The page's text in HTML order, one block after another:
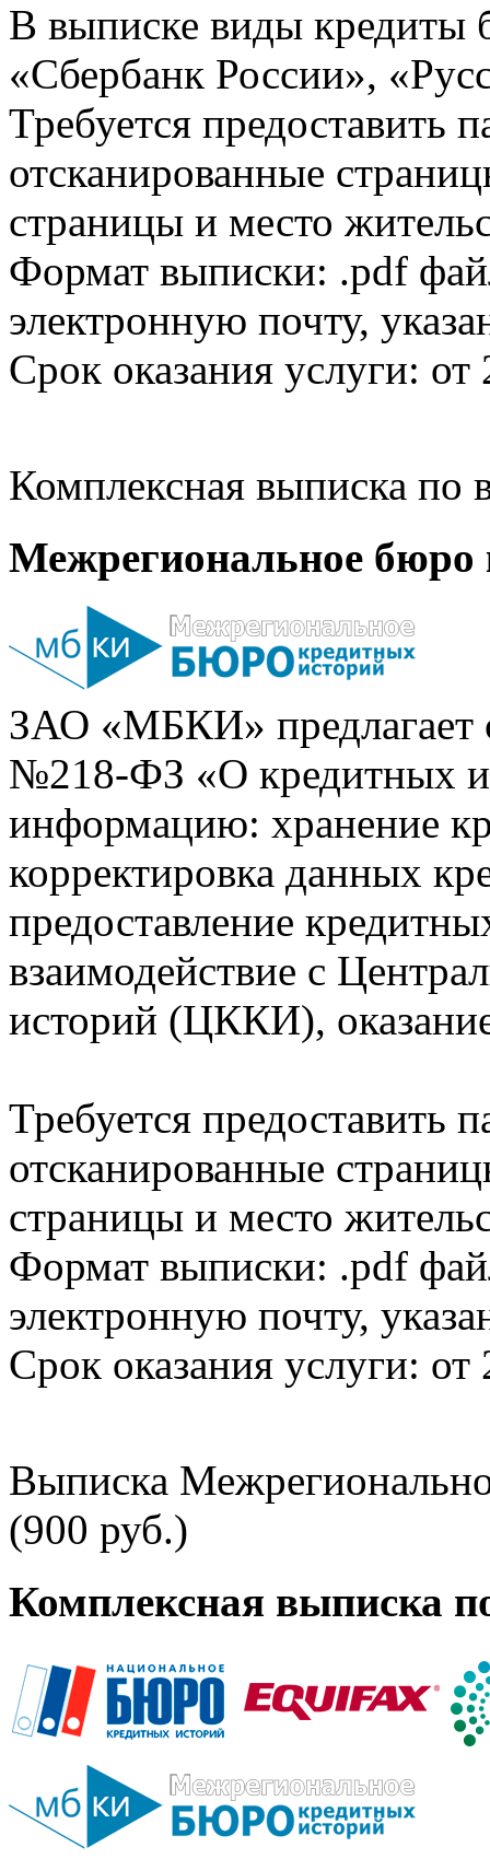
В выписке виды кредиты
«Сбербанк России»,
Требуется предоставить
отсканированные
страницы и место
Формат выписки: .pdf
электронную почту,
Срок оказания услуги: от
Комплексная выписка
Межрегиональное бюро
ЗАО «МБКИ» предлагает
№218-ФЗ «О кредитных
информацию: хранение
корректировка данных
предоставление
взаимодействие с
историй (ЦККИ),
Требуется предоставить
отсканированные
страницы и место
Формат выписки: .pdf
электронную почту,
Срок оказания услуги: от
Выписка
(900 руб.)
Комплексная выписка